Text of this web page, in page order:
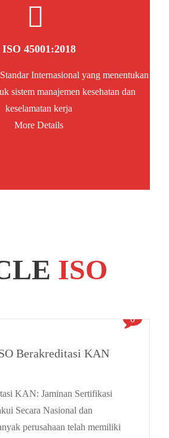
ISO 45001:2018
Internasional yang menentukan
sistem manajemen kesehatan dan
keselamatan kerja
More Details
ISO
0
Berakreditasi KAN
KAN: Jaminan Sertifikasi
Secara Nasional dan
perusahaan telah memiliki